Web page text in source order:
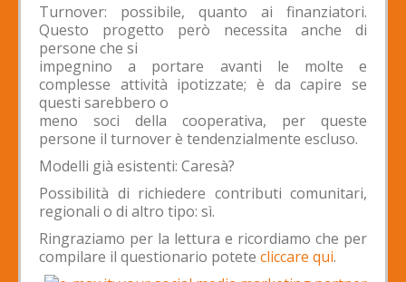
Turnover: possibile, quanto ai finanziatori.
Questo progetto però necessita anche di
persone che si
impegnino a portare avanti le molte e
complesse attività ipotizzate; è da capire se
questi sarebbero o
meno soci della cooperativa, per queste
persone il turnover è tendenzialmente escluso.
Modelli già esistenti: Caresà?
Possibilità di richiedere contributi comunitari,
regionali o di altro tipo: sì.
Ringraziamo per la lettura e ricordiamo che per
compilare il questionario potete cliccare qui.